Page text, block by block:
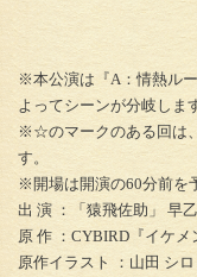
※本公演は『A：情熱ル
よってシーンが分岐しま
※☆のマークのある回は
す。
※開場は開演の60分前を
出 演 ：「猿飛佐助」 早
原 作 ：CYBIRD『イケ
原作イラスト ：山田 シロ